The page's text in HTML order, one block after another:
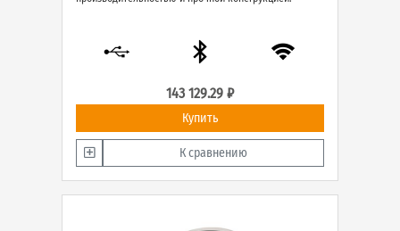
143 129.29 ₽
Купить
К сравнению